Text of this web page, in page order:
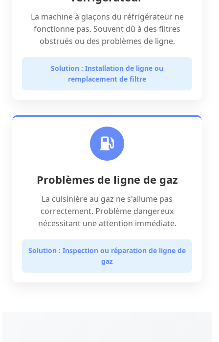
La machine à glaçons du réfrigérateur ne
fonctionne pas. Souvent dû à des filtres
obstrués ou des problèmes de ligne.
Solution : Installation de ligne ou
remplacement de filtre
Problèmes de ligne de gaz
La cuisinière au gaz ne s'allume pas
correctement. Problème dangereux
nécessitant une attention immédiate.
Solution : Inspection ou réparation de ligne de
gaz